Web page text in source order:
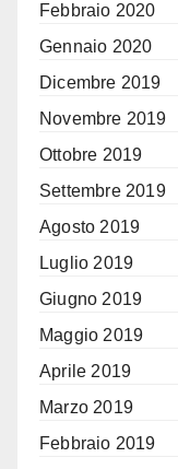
Febbraio 2020
Gennaio 2020
Dicembre 2019
Novembre 2019
Ottobre 2019
Settembre 2019
Agosto 2019
Luglio 2019
Giugno 2019
Maggio 2019
Aprile 2019
Marzo 2019
Febbraio 2019